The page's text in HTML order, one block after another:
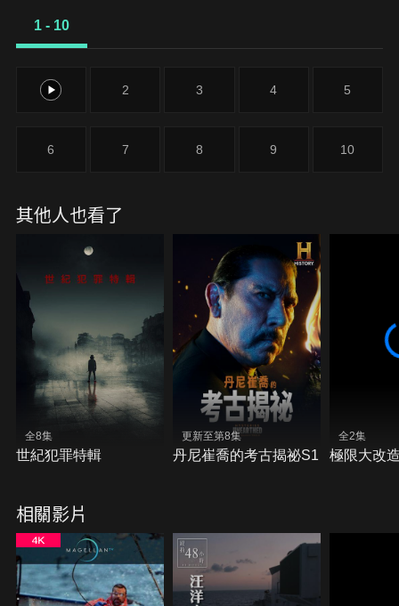
白金漢郡等地區如何應對各種事件。兩名機車騎士需
的馬踢到臉後被困在一條偏僻的小路上，只能等待空
中救護隊趕到。
1 - 10
1 2 3 4 5
6 7 8 9 10
其他人也看了
全8集
世紀犯罪特輯
更新至第8集
丹尼崔喬的考古揭祕S1
全2集
極限大改
相關影片